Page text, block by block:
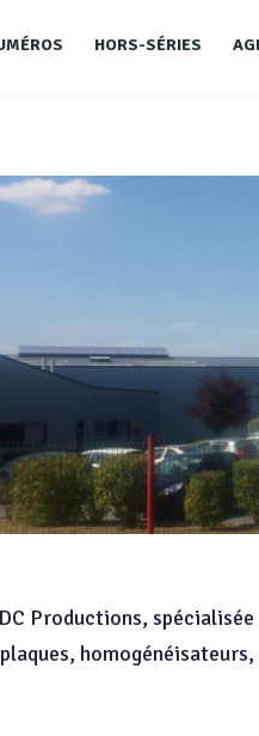
HORS-SÉRIES
Productions, spécialisée